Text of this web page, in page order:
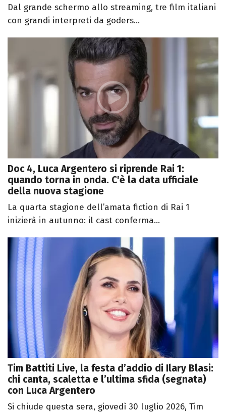
Dal grande schermo allo streaming, tre film italiani
con grandi interpreti da goders...
Doc 4, Luca Argentero si riprende Rai 1:
quando torna in onda. C'è la data ufficiale
della nuova stagione
La quarta stagione dell’amata fiction di Rai 1
inizierà in autunno: il cast conferma...
Tim Battiti Live, la festa d’addio di Ilary Blasi:
chi canta, scaletta e l’ultima sfida (segnata)
con Luca Argentero
Si chiude questa sera, giovedì 30 luglio 2026, Tim